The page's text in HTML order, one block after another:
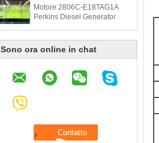
Motore 2806C-E18TAG1A
Perkins Diesel Generator
Sono ora online in chat